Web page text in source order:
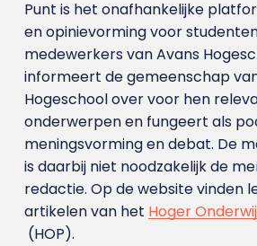
Punt is het onafhankelijke
en opinievorming voor
medewerkers van Avans
informeert de gemeenschap
Hogeschool over voor hen
onderwerpen en fungeert als
meningsvorming en debat. De
is daarbij niet noodzakelijk de
redactie. Op de website vinden
artikelen van het Hoger
(HOP).